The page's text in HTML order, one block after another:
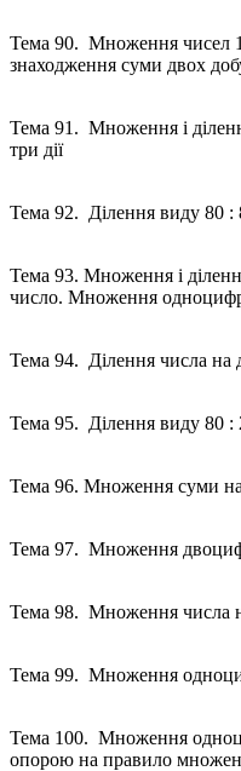
Тема 90. Множення чисел
знаходження суми двох
Тема 91. Множення і
три дії
Тема 92. Ділення виду 80 :
Тема 93. Множення і
число. Множення
Тема 94. Ділення числа на
Тема 95. Ділення виду 80
Тема 96. Множення суми
Тема 97. Множення
Тема 98. Множення числа
Тема 99. Множення
Тема 100. Множення
опорою на правило